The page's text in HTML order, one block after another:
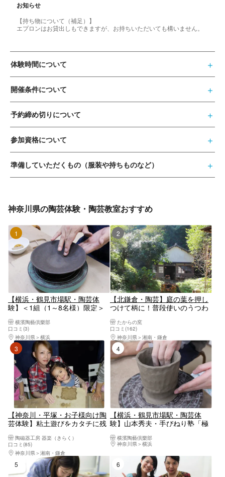
お知らせ
【持ち物について（補足）】
エプロンはお貸出しもできますが、お持ちいただいても構いません。
体験時間について
開催条件について
予約締め切りについて
参加資格について
準備していただくもの（服装や持ちものなど）
神奈川県の陶芸体験・陶芸教室おすすめ
1位
【横浜・鶴見市場駅・陶芸体
験】＜1組（1～8名様）限定＞
板づくりづくり（1作品）
横濱陶藝倶樂部
口コミ(3)
神奈川県
横浜
2位
【北鎌倉・陶芸】庭の葉を押し
つけて柄に！普段使いのうつわ
たからの窯
口コミ(162)
神奈川県
湘南・鎌倉
3位
【神奈川・平塚・お子様向け陶
芸体験】粘土遊びをカタチに残
陶磁器工房 器楽（きらく）
口コミ(85)
神奈川県
湘南・鎌倉
4位
【横浜・鶴見市場駅・陶芸体
験】山本秀夫・手びねり塾「極
横濱陶藝倶樂部
神奈川県
横浜
5位 6位